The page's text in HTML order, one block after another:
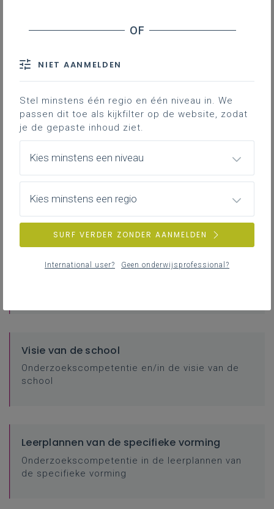
onderzoek gekoppeld aan een vakdiscipline
een vak of meerdere vakken die behoren tot het
van keuzes met betrekking tot de realisatie van
de onderzoekscompetentie.
In de specifieke minimumdoelen
Onderzoekscompetentie in de specifieke
Focus
Visie van de school
Onderzoekscompetentie en/in de visie van de
school
Leerplannen van de specifieke vorming
Onderzoekscompetentie in de leerplannen van
de specifieke vorming
NIET AANMELDEN
Stel minstens één regio en één niveau in. We
passen dit toe als kijkfilter op de website, zodat
je de gepaste inhoud ziet.
Kies minstens een niveau
Kies minstens een regio
SURF VERDER ZONDER AANMELDEN
International user? Geen onderwijsprofessional?